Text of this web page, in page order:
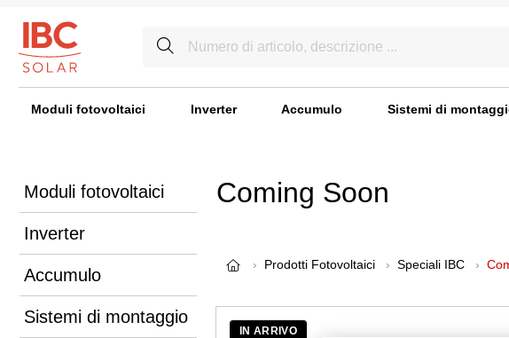
Moduli fotovoltaici Inverter Accumulo Sistemi di
Moduli fotovoltaici
Inverter
Accumulo
Sistemi di montaggio
Coming Soon
Prodotti Fotovoltaici Speciali IBC
IN ARRIVO